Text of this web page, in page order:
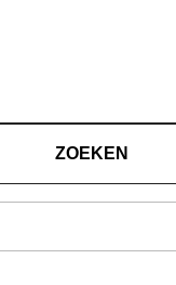
ZOEKEN